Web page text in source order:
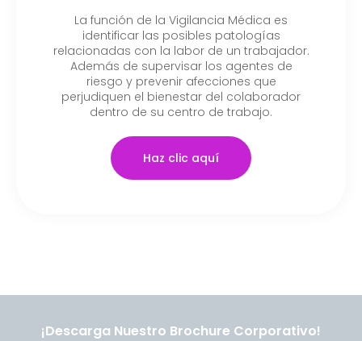
La función de la Vigilancia Médica es
identificar las posibles patologías
relacionadas con la labor de un trabajador.
Además de supervisar los agentes de
riesgo y prevenir afecciones que
perjudiquen el bienestar del colaborador
dentro de su centro de trabajo.
Haz clic aquí
¡Descarga Nuestro Brochure Corporativo!